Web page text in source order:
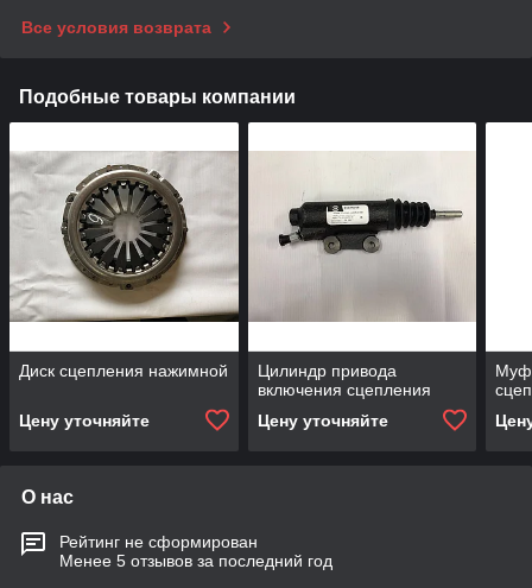
Все условия возврата
Подобные товары компании
Диск сцепления нажимной
Цену уточняйте
Цилиндр привода
включения сцепления
Цену уточняйте
О нас
Рейтинг не сформирован
Менее 5 отзывов за последний год